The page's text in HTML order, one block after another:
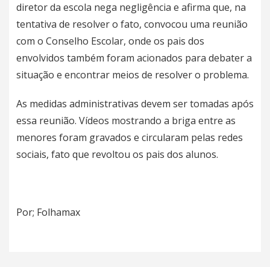
diretor da escola nega negligência e afirma que, na
tentativa de resolver o fato, convocou uma reunião
com o Conselho Escolar, onde os pais dos
envolvidos também foram acionados para debater a
situação e encontrar meios de resolver o problema.
As medidas administrativas devem ser tomadas após
essa reunião. Vídeos mostrando a briga entre as
menores foram gravados e circularam pelas redes
sociais, fato que revoltou os pais dos alunos.
Por; Folhamax